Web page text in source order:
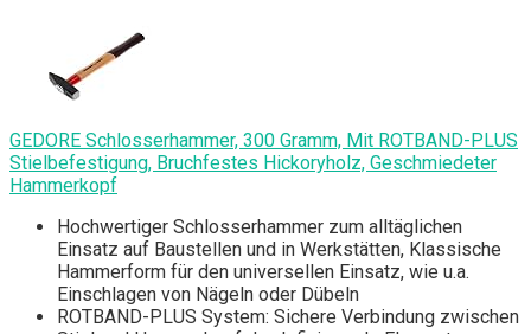
GEDORE Schlosserhammer, 300 Gramm, Mit ROTBAND-PLUS
Stielbefestigung, Bruchfestes Hickoryholz, Geschmiedeter
Hammerkopf
Hochwertiger Schlosserhammer zum alltäglichen
Einsatz auf Baustellen und in Werkstätten, Klassische
Hammerform für den universellen Einsatz, wie u.a.
Einschlagen von Nägeln oder Dübeln
ROTBAND-PLUS System: Sichere Verbindung zwischen